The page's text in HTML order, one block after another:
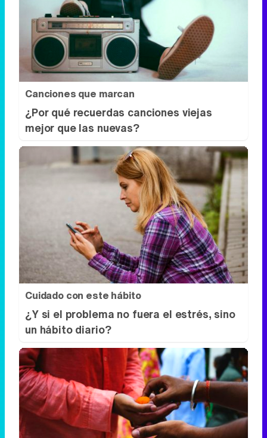
Canciones que marcan
¿Por qué recuerdas canciones viejas
mejor que las nuevas?
Cuidado con este hábito
¿Y si el problema no fuera el estrés, sino
un hábito diario?